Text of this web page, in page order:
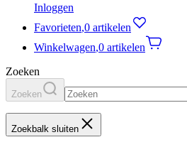
Inloggen
Favorieten,0 artikelen
Winkelwagen,0 artikelen
Zoeken
Zoeken
Zoekbalk sluiten